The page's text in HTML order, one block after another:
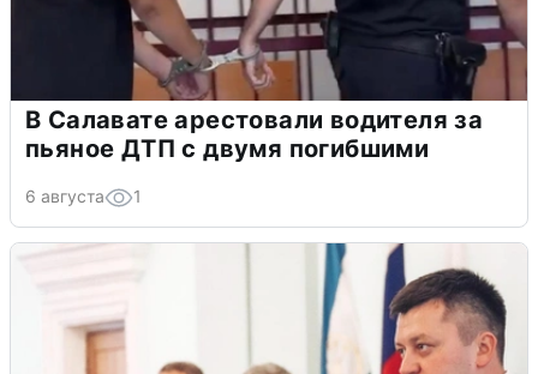
В Салавате арестовали водителя за
пьяное ДТП с двумя погибшими
6 августа 1